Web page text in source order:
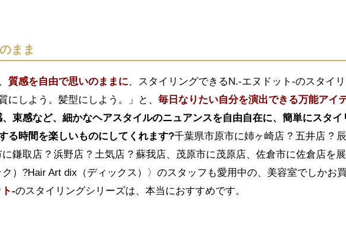
まま
質感を自由で思いのままに、スタイリングできるN.-エヌドット-のスタイ
にしよう。髪型にしよう。」と、毎日なりたい自分を演出できる万能アイ
束感など、細かなヘアスタイルのニュアンスを自由自在に、簡単にスタイ
る時間を楽しいものにしてくれます?千葉県市原市に姉ヶ崎店 ? 五井店 ? 辰
鎌取店 ? 浜野店 ? 土気店 ? 蘇我店、茂原市に茂原店、佐倉市に佐倉店を
）?Hair Art dix（ディックス）〉のスタッフも愛用中の、美容室でしかお買
-のスタイリングシリーズは、本当におすすめです。